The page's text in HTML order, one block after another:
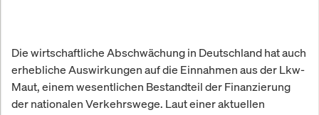
Die wirtschaftliche Abschwächung in Deutschland hat auch
erhebliche Auswirkungen auf die Einnahmen aus der Lkw-
Maut, einem wesentlichen Bestandteil der Finanzierung
der nationalen Verkehrswege. Laut einer aktuellen